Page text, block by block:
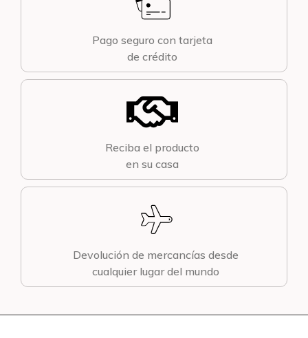
Pago seguro con tarjeta
de crédito
Reciba el producto
en su casa
Devolución de mercancías desde
cualquier lugar del mundo